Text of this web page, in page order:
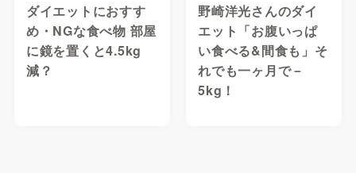
ダイエットにおすす
め・NGな食べ物 部屋
に鏡を置くと4.5kg
減？
野崎洋光さんのダイ
エット「お腹いっぱ
い食べる&間食も」そ
れでも一ヶ月で－
5kg！